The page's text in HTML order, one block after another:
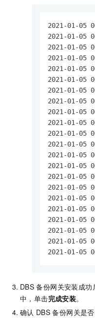
2021-01-05
2021-01-05
2021-01-05
2021-01-05
2021-01-05
2021-01-05
2021-01-05
2021-01-05
2021-01-05
2021-01-05
2021-01-05
2021-01-05
2021-01-05
2021-01-05
2021-01-05
2021-01-05
2021-01-05
2021-01-05
2021-01-05
2021-01-05
2021-01-05
2021-01-05
DBS 备份网关安装成功
中，单击完成安装。
确认 DBS 备份网关是否